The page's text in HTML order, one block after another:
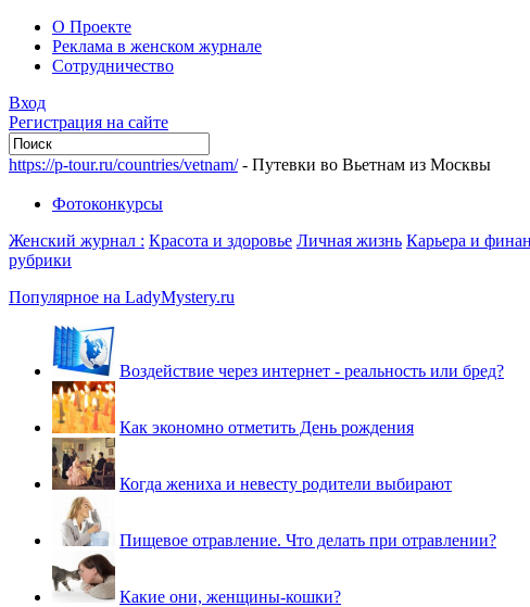
О Проекте
Реклама в женском журнале
Сотрудничество
Вход
Регистрация на сайте
https://p-tour.ru/countries/vetnam/- Путевки во Вьетнам из Москвы
Фотоконкурсы
Женский журнал : Красота и здоровье Личная жизнь Карьера и
рубрики
Популярное на LadyMystery.ru
Воздействие через интернет - реальность или бред?
Как экономно отметить День рождения
Когда жениха и невесту родители выбирают
Пищевое отравление. Что делать при отравлении?
Какие они, женщины-кошки?